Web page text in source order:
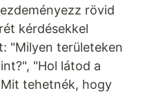
rövid
kérdésekkel
"Milyen területeken
"Hol látod a
tehetnék, hogy